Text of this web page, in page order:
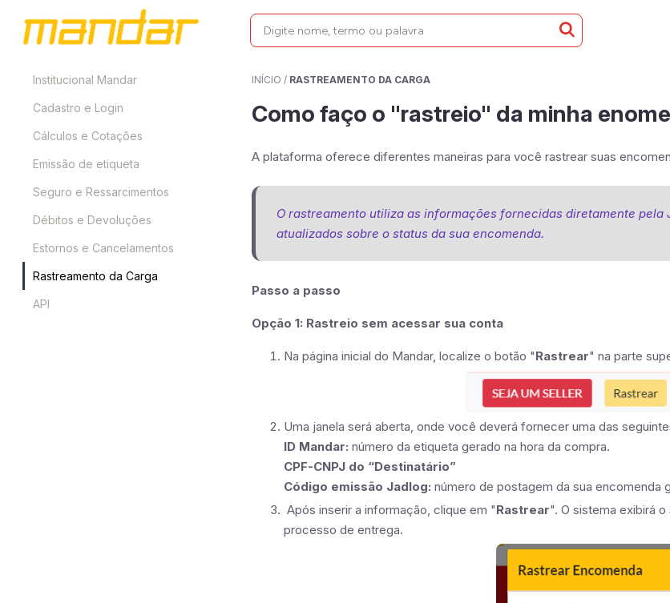
Institucional Mandar
Cadastro e Login
Cálculos e Cotações
Emissão de etiqueta
Seguro e Ressarcimentos
Débitos e Devoluções
Estornos e Cancelamentos
Rastreamento da Carga
API
INÍCIO / RASTREAMENTO DA CARGA
Como faço o "rastreio" da minha
A plataforma oferece diferentes maneiras para você rastrear suas
O rastreamento utiliza as informações fornecidas diretamente
atualizados sobre o status da sua encomenda.
Passo a passo
Opção 1: Rastreio sem acessar sua conta
Na página inicial do Mandar, localize o botão "Rastrear" na parte
Uma janela será aberta, onde você deverá fornecer uma das
ID Mandar: número da etiqueta gerado na hora da compra.
CPF-CNPJ do “Destinatário”
Código emissão Jadlog: número de postagem da sua encomenda
Após inserir a informação, clique em "Rastrear". O sistema exibirá
processo de entrega.